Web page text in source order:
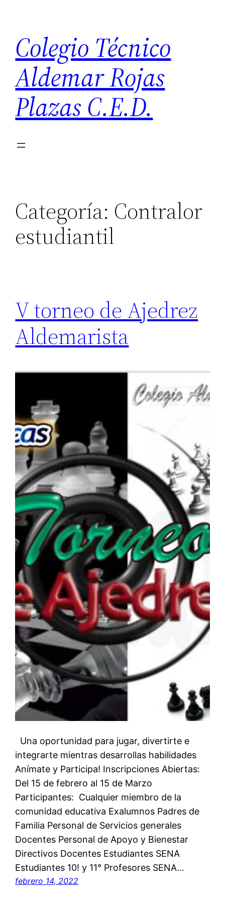
contenido
Colegio Técnico
Aldemar Rojas
Plazas C.E.D.
Categoría: Contralor
estudiantil
V torneo de Ajedrez
Aldemarista
Una oportunidad para jugar, divertirte e
integrarte mientras desarrollas habilidades
Anímate y Participa! Inscripciones Abiertas:
Del 15 de febrero al 15 de Marzo
Participantes: Cualquier miembro de la
comunidad educativa Exalumnos Padres de
Familia Personal de Servicios generales
Docentes Personal de Apoyo y Bienestar
Directivos Docentes Estudiantes SENA
Estudiantes 10! y 11° Profesores SENA…
febrero 14, 2022